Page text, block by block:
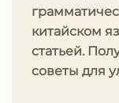
китайском
статьей.
советы для